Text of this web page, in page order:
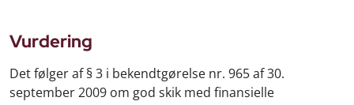
Vurdering
Det følger af § 3 i bekendtgørelse nr. 965 af 30.
september 2009 om god skik med finansielle